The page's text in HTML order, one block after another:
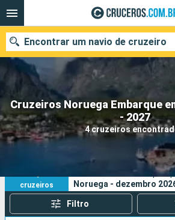
Cruzeiros Noruega Embarque
- 2027
4 cruzeiros
Encontrar um navio de cruzeiro
Quando ir?
Data de partida
Pesquisar
4
cruzeiros
Os seus critérios de
Noruega - dezembro
Filtro